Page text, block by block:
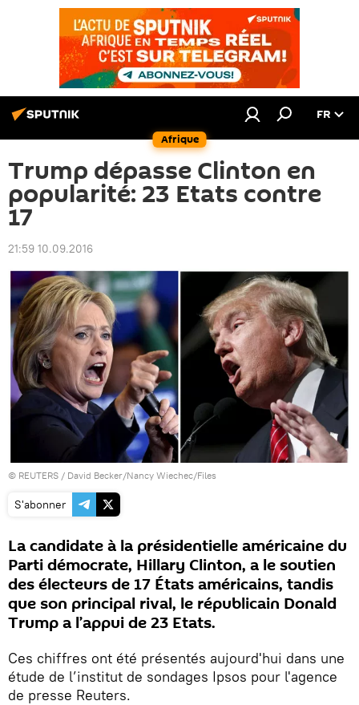
Afrique
FR
Trump dépasse Clinton en
popularité: 23 Etats contre
17
21:59 10.09.2016
© REUTERS / David Becker/Nancy Wiechec/Files
S'abonner
La candidate à la présidentielle américaine du
Parti démocrate, Hillary Clinton, a le soutien
des électeurs de 17 États américains, tandis
que son principal rival, le républicain Donald
Trump a l’appui de 23 Etats.
Ces chiffres ont été présentés aujourd'hui dans une
étude de l’institut de sondages Ipsos pour l'agence
de presse Reuters.